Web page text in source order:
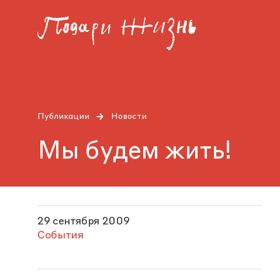
Публикации Новости
Мы будем жить!
29 сентября 2009
События